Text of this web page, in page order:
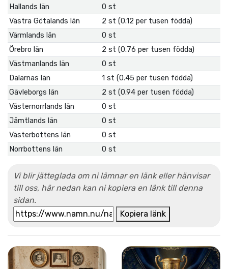
Hallands län
0 st
Västra Götalands län
2 st (0.12 per tusen födda)
Värmlands län
0 st
Örebro län
2 st (0.76 per tusen födda)
Västmanlands län
0 st
Dalarnas län
1 st (0.45 per tusen födda)
Gävleborgs län
2 st (0.94 per tusen födda)
Västernorrlands län
0 st
Jämtlands län
0 st
Västerbottens län
0 st
Norrbottens län
0 st
Vi blir jätteglada om ni lämnar en länk eller hänvisar
till oss, här nedan kan ni kopiera en länk till denna
sidan.
Kopiera länk